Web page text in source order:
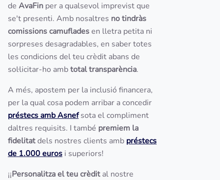
de AvaFin per a qualsevol imprevist que
se't presenti. Amb nosaltres no tindràs
comissions camufladesen lletra petita ni
sorpreses desagradables, en saber totes
les condicions del teu crèdit abans de
sol·licitar-ho ambtotal transparència.
A més, apostem per la inclusió financera,
per la qual cosa podem arribar a concedir
préstecs amb Asnefsota el compliment
daltres requisits. I també premiem la
fidelitatdels nostres clients amb préstecs
de 1.000 euros i superiors!
¡¡Personalitza el teu crèdital nostre